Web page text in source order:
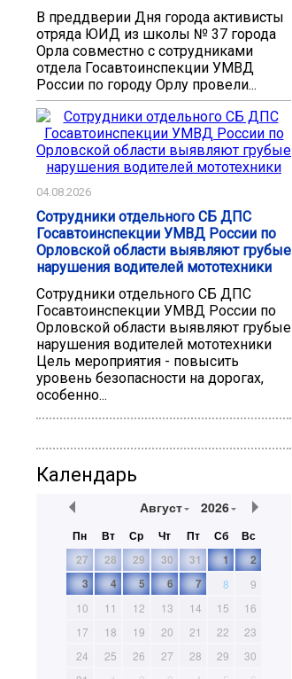
В преддверии Дня города активисты
отряда ЮИД из школы № 37 города
Орла совместно с сотрудниками
отдела Госавтоинспекции УМВД
России по городу Орлу провели...
04.08.2026
Сотрудники отдельного СБ ДПС
Госавтоинспекции УМВД России по
Орловской области выявляют грубые
нарушения водителей мототехники
Сотрудники отдельного СБ ДПС
Госавтоинспекции УМВД России по
Орловской области выявляют грубые
нарушения водителей мототехники
Цель мероприятия - повысить
уровень безопасности на дорогах,
особенно...
Календарь
Август 2026
Пн Вт Ср Чт Пт Сб
Вс
27
28 29 30 31 1
2
3
4 5 6 7 8
9
10
11 12 13 14 15
16
17
18 19 20 21 22
23
24
25 26 27 28 29
30